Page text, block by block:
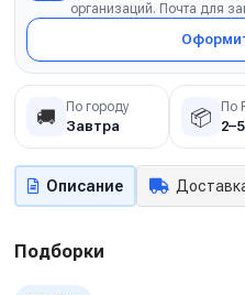
организаций. Почта для
🚚 По городу
Завтра 📦 По
Описание
Подборки